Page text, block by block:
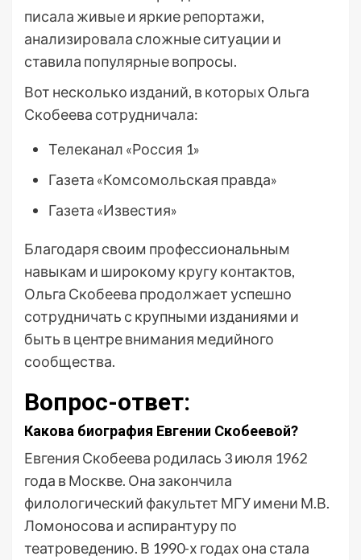
писала живые и яркие репортажи,
анализировала сложные ситуации и
ставила популярные вопросы.
Вот несколько изданий, в которых Ольга
Скобеева сотрудничала:
Телеканал «Россия 1»
Газета «Комсомольская правда»
Газета «Известия»
Благодаря своим профессиональным
навыкам и широкому кругу контактов,
Ольга Скобеева продолжает успешно
сотрудничать с крупными изданиями и
быть в центре внимания медийного
сообщества.
Вопрос-ответ:
Какова биография Евгении Скобеевой?
Евгения Скобеева родилась 3 июля 1962
года в Москве. Она закончила
филологический факультет МГУ имени М.В.
Ломоносова и аспирантуру по
театроведению. В 1990-х годах она стала